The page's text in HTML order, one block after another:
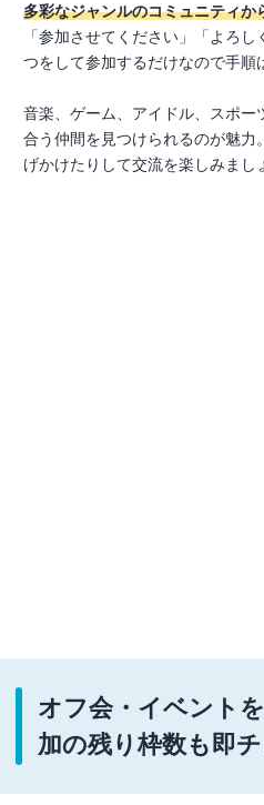
多彩なジャンルのコミュニティか
「参加させてください」「よろ
つをして参加するだけなので手順
音楽、ゲーム、アイドル、スポ
合う仲間を見つけられるのが魅
げかけたりして交流を楽しみまし
オフ会・イベント
加の残り枠数も即